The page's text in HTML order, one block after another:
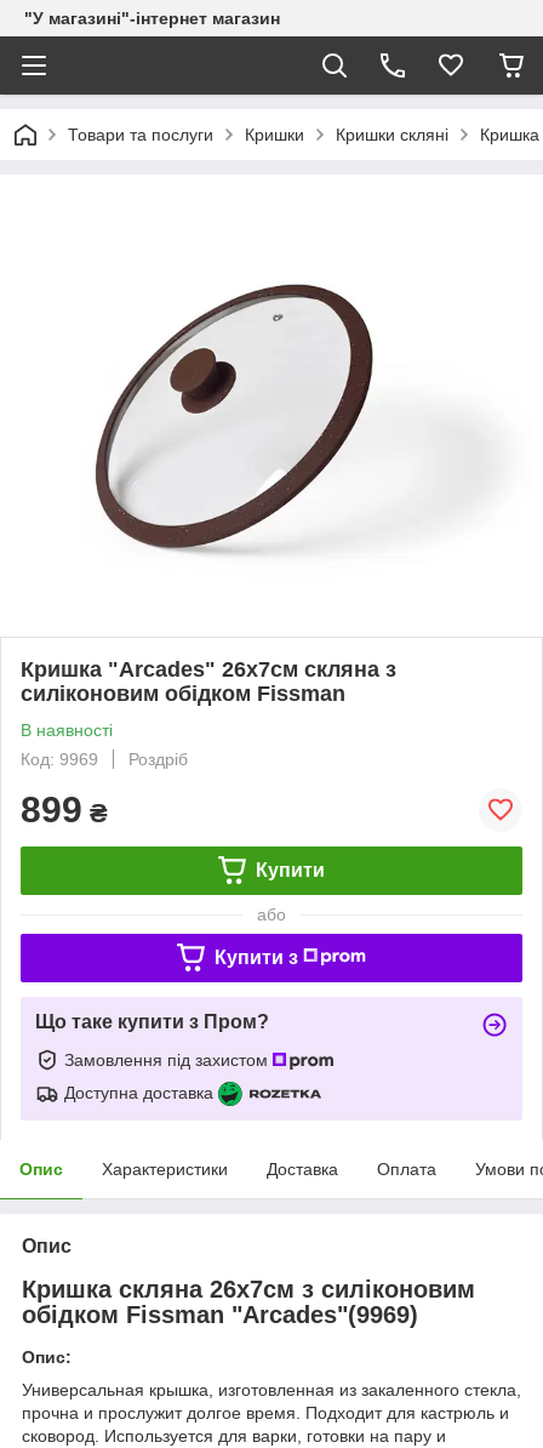
"У магазині"-інтернет магазин
Товари та послуги Кришки Кришки скляні Кришка
Кришка "Arcades" 26х7см скляна з
силіконовим обідком Fissman
В наявності
Код: 9969
Роздріб
899 ₴
Купити
або
Купити з
Що таке купити з Пром?
Замовлення під захистом
Доступна доставка
Опис Характеристики Доставка Оплата Умови
Опис
Кришка скляна 26х7см з силіконовим
обідком Fissman "Arcades"(9969)
Опис:
Универсальная крышка, изготовленная из закаленного стекла,
прочна и прослужит долгое время. Подходит для кастрюль и
сковород. Используется для варки, готовки на пару и